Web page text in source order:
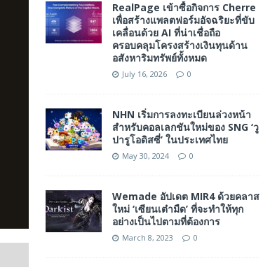
RealPage เข้าซื้อกิจการ Cherre
เพื่อสร้างแพลตฟอร์มอัจฉริยะที่ขับ
เคลื่อนด้วย AI ที่น่าเชื่อถือ
ครอบคลุมโครงสร้างเงินทุนด้าน
อสังหาริมทรัพย์ทั้งหมด
July 16, 2026 0
NHN เริ่มการลงทะเบียนล่วงหน้า
สำหรับคอลเลกชันใหม่ของ SNG ‘วู
ปารูโอดิสซี่’ ในประเทศไทย
May 30, 2024 0
Wemade อัปเดต MIR4 ด้วยคลาส
ใหม่ ‘เซียนเต๋ามืด’ ที่จะทำให้ทุก
อย่างเป็นไปตามที่ต้องการ
March 8, 2023 0